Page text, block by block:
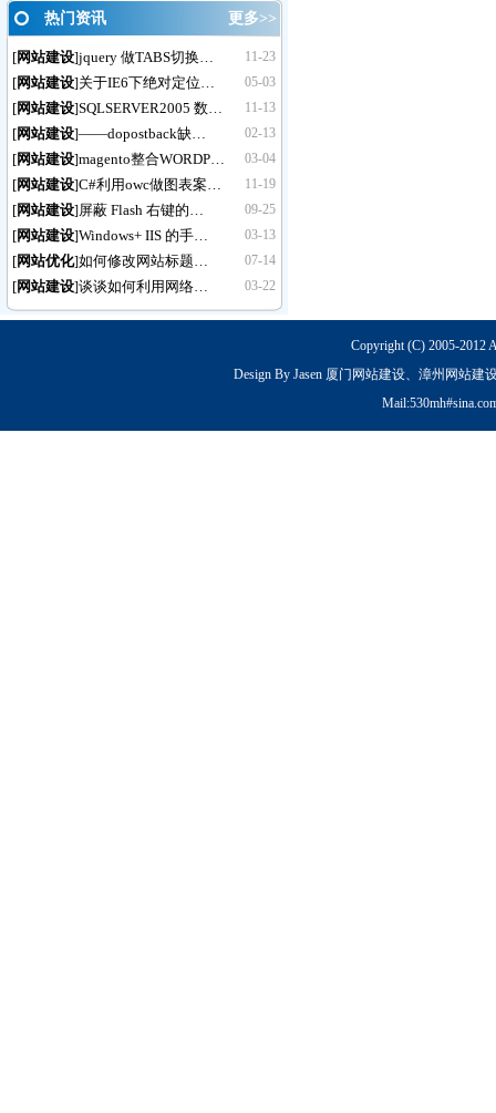
热门资讯 更多>>
11-23
[网站建设]jquery 做TABS切换…
05-03
[网站建设]关于IE6下绝对定位…
11-13
[网站建设]SQLSERVER2005 数…
02-13
[网站建设]——dopostback缺…
03-04
[网站建设]magento整合WORDP…
11-19
[网站建设]C#利用owc做图表案…
09-25
[网站建设]屏蔽 Flash 右键的…
03-13
[网站建设]Windows+ IIS 的手…
07-14
[网站优化]如何修改网站标题…
03-22
[网站建设]谈谈如何利用网络…
Copyright (C) 2005-2012
Design By Jasen 厦门网站建设、漳州网站建